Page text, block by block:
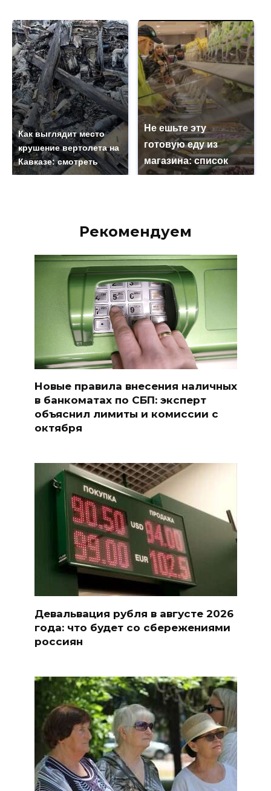
Как выглядит место
крушение вертолета на
Кавказе: смотреть
Не ешьте эту
готовую еду из
магазина: список
Рекомендуем
Новые правила внесения наличных
в банкоматах по СБП: эксперт
объяснил лимиты и комиссии с
октября
Девальвация рубля в августе 2026
года: что будет со сбережениями
россиян